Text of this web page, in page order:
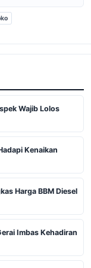
Wajib Lolos
Kenaikan
Harga BBM Diesel
Imbas Kehadiran